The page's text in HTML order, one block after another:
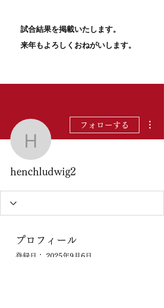
試合結果を掲載いたします。
​来年もよろしくおねがいします。
henchludwig2
フォローする
henchludwig2
プロフィール
登録日： 2025年9月6日